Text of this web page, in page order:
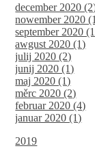
december 2020
nowember 2020
september 2020
awgust 2020 (1)
julij 2020 (2)
junij 2020 (1)
maj 2020 (1)
měrc 2020 (2)
februar 2020 (4)
januar 2020 (1)
2019